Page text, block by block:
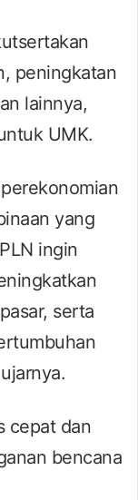
peningkatan
lainnya,
UMK.
yang
ingin
serta
cepat dan
bencana